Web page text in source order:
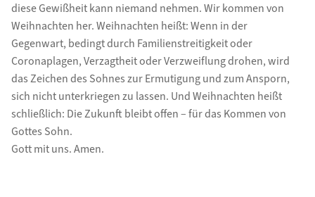
diese Gewißheit kann niemand nehmen. Wir kommen von
Weihnachten her. Weihnachten heißt: Wenn in der
Gegenwart, bedingt durch Familienstreitigkeit oder
Coronaplagen, Verzagtheit oder Verzweiflung drohen, wird
das Zeichen des Sohnes zur Ermutigung und zum Ansporn,
sich nicht unterkriegen zu lassen. Und Weihnachten heißt
schließlich: Die Zukunft bleibt offen – für das Kommen von
Gottes Sohn.
Gott mit uns. Amen.